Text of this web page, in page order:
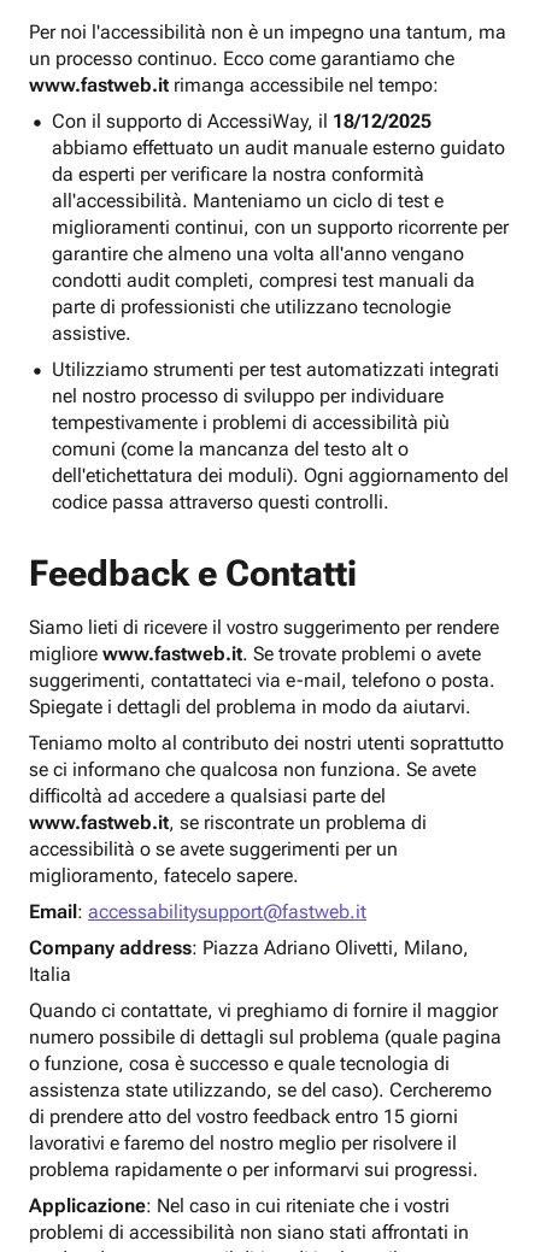
Per noi l'accessibilità non è un impegno una tantum, ma
un processo continuo. Ecco come garantiamo che
www.fastweb.it rimanga accessibile nel tempo:
Con il supporto di AccessiWay, il 18/12/2025
abbiamo effettuato un audit manuale esterno guidato
da esperti per verificare la nostra conformità
all'accessibilità. Manteniamo un ciclo di test e
miglioramenti continui, con un supporto ricorrente per
garantire che almeno una volta all'anno vengano
condotti audit completi, compresi test manuali da
parte di professionisti che utilizzano tecnologie
assistive.
Utilizziamo strumenti per test automatizzati integrati
nel nostro processo di sviluppo per individuare
tempestivamente i problemi di accessibilità più
comuni (come la mancanza del testo alt o
dell'etichettatura dei moduli). Ogni aggiornamento del
codice passa attraverso questi controlli.
Feedback e Contatti
Siamo lieti di ricevere il vostro suggerimento per rendere
migliore www.fastweb.it. Se trovate problemi o avete
suggerimenti, contattateci via e-mail, telefono o posta.
Spiegate i dettagli del problema in modo da aiutarvi.
Teniamo molto al contributo dei nostri utenti soprattutto
se ci informano che qualcosa non funziona. Se avete
difficoltà ad accedere a qualsiasi parte del
www.fastweb.it, se riscontrate un problema di
accessibilità o se avete suggerimenti per un
miglioramento, fatecelo sapere.
Email: accessabilitysupport@fastweb.it
Company address: Piazza Adriano Olivetti, Milano,
Italia
Quando ci contattate, vi preghiamo di fornire il maggior
numero possibile di dettagli sul problema (quale pagina
o funzione, cosa è successo e quale tecnologia di
assistenza state utilizzando, se del caso). Cercheremo
di prendere atto del vostro feedback entro 15 giorni
lavorativi e faremo del nostro meglio per risolvere il
problema rapidamente o per informarvi sui progressi.
Applicazione: Nel caso in cui riteniate che i vostri
problemi di accessibilità non siano stati affrontati in